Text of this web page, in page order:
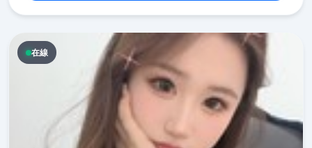
在線